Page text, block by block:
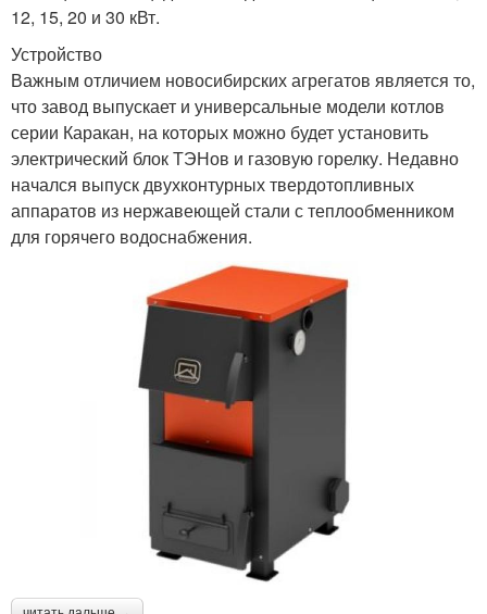
12, 15, 20 и 30 кВт.
Устройство
Важным отличием новосибирских агрегатов является то,
что завод выпускает и универсальные модели котлов
серии Каракан, на которых можно будет установить
электрический блок ТЭНов и газовую горелку. Недавно
начался выпуск двухконтурных твердотопливных
аппаратов из нержавеющей стали с теплообменником
для горячего водоснабжения.